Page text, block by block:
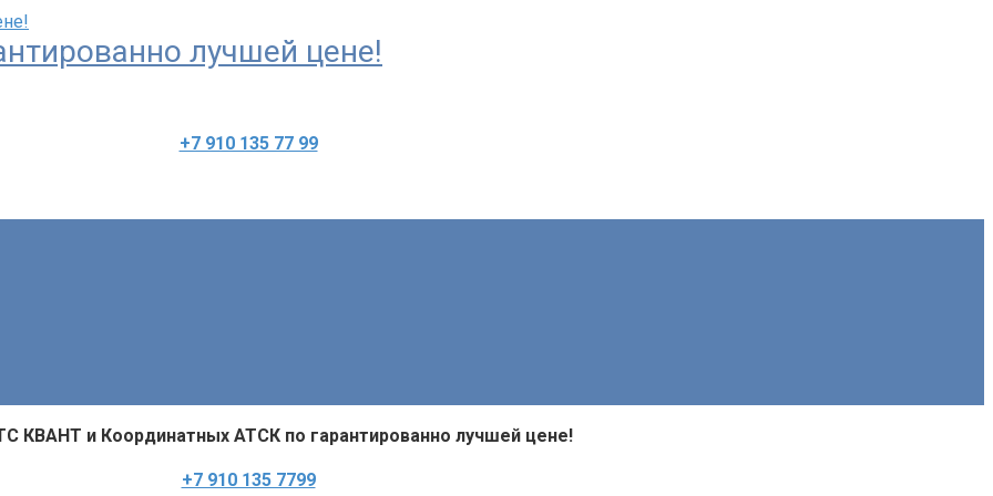
лучшей цене!
+7 910 135 77 99
КВАНТ и Координатных АТСК по гарантированно лучшей цене!
+7 910 135 7799